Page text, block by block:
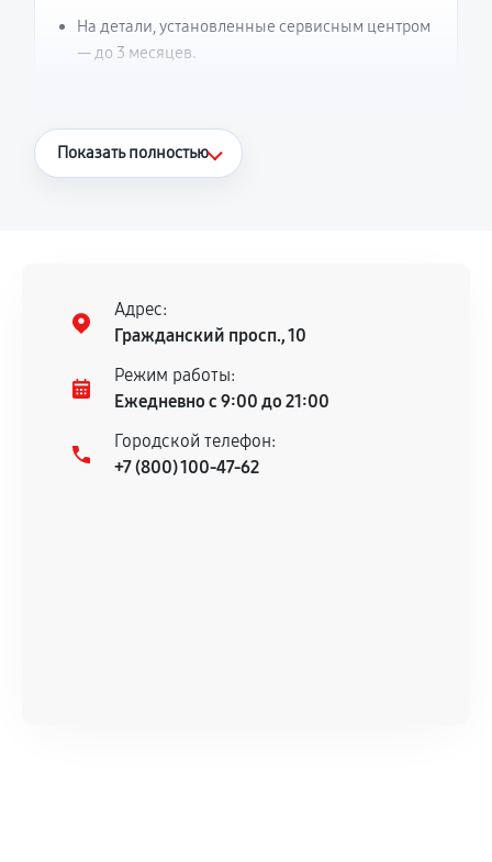
На детали, установленные сервисным центром
— до 3 месяцев.
Что считается гарантийным случаем
нормальной эксплуатации в течение
гарантийного срока.
Несоответствие комплектующей заявленным
техническим характеристикам.
Документы для подтверждения
Показать полностью
Адрес:
Гражданский просп., 10
Режим работы:
Ежедневно с 9:00 до 21:00
Городской телефон:
+7 (800) 100-47-62